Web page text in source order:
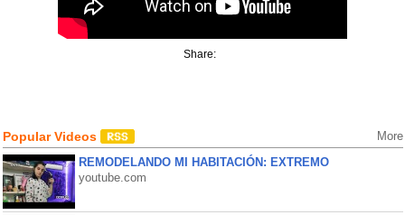
Share:
Popular Videos More
REMODELANDO MI HABITACIÓN: EXTREMO
youtube.com